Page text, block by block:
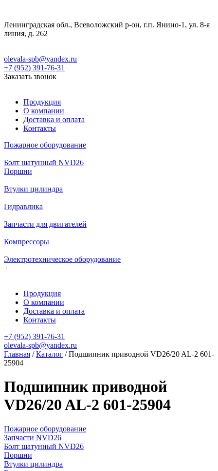
Ленинградская обл., Всеволожский р-он, г.п. Янино-1, ул. 8-я
линия, д. 262
olevala-spb@yandex.ru
+7 (952) 391-76-31
Заказать звонок
Продукция
О компании
Доставка и оплата
Контакты
Пожарное оборудование
Болт шатунный NVD26
Поршни
Втулки цилиндра
Гидравлика
Запчасти для двигателей
Компрессоры
Электротехническое оборудование
+
Продукция
О компании
Доставка и оплата
Контакты
+7 (952) 391-76-31
olevala-spb@yandex.ru
Главная /Каталог /Подшипник приводной VD26/20 AL-2 601-
25904
Подшипник приводной
VD26/20 AL-2 601-25904
Пожарное оборудование
Запчасти NVD26
Болт шатунный NVD26
Поршни
Втулки цилиндра